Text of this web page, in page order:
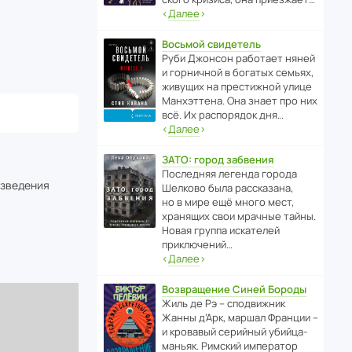
‹Далее›
Восьмой свидетель
Руби Джонсон рабо­тает няней
и горни­чной в богатых семьях,
живущих на прес­ти­жной улице
Манх­эт­тена. Она знает про них
всё. Их распо­рядок дня…
‹Далее›
ЗАТО: город забвения
После­дняя легенда города
Шелково была расска­зана,
но в мире ещё много мест,
хранящих свои мрачные тайны.
Новая группа иска­телей
приключений…
‹Далее›
Возвращение Синей Бороды
Жиль де Рэ – спод­ви­жник
Жанны д’Арк, маршал Франции –
и кровавый серийный убийца-
маньяк. Римский импе­ратор